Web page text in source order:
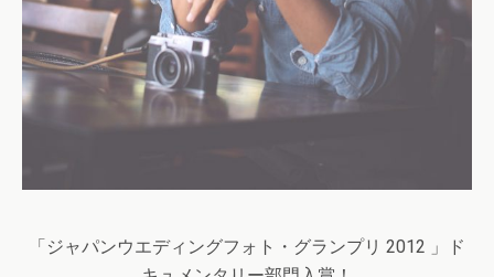
「ジャパンウエディングフォト・グランプリ 2012 」ド